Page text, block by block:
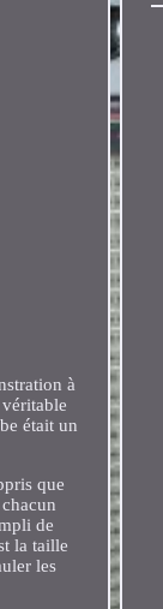
à
était un
que
de
la taille
les